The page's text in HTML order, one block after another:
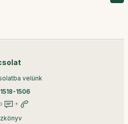
velünk
1506
+